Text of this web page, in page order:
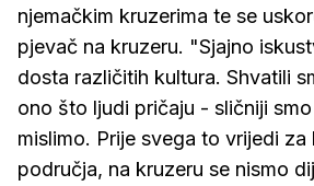
njemačkim kruzerima te se
pjevač na kruzeru. "Sjajno
dosta različitih kultura. Shvatili
ono što ljudi pričaju - sličniji
mislimo. Prije svega to vrijedi za
područja, na kruzeru se nismo